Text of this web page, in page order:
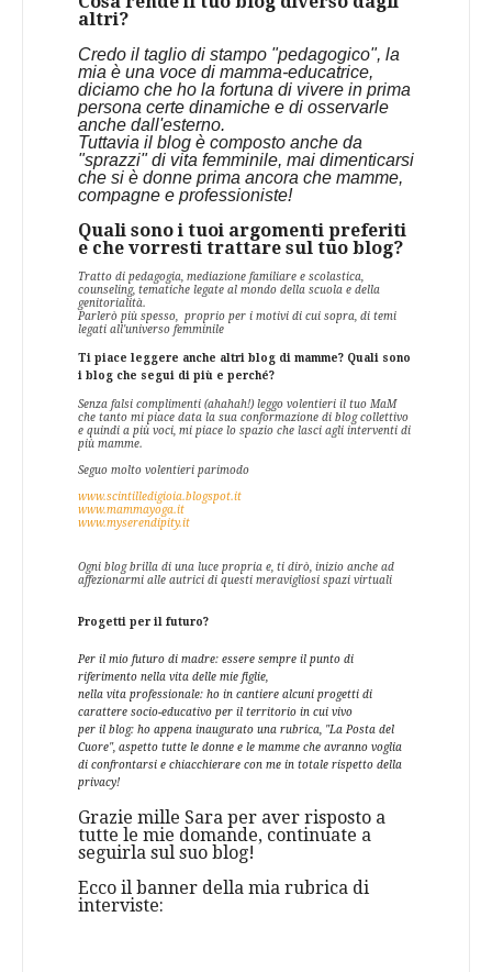
altri?
Credo il taglio di stampo "pedagogico", la
mia è una voce di mamma-educatrice,
diciamo che ho la fortuna di vivere in prima
persona certe dinamiche e di osservarle
anche dall'esterno.
Tuttavia il blog è composto anche da
"sprazzi" di vita femminile, mai dimenticarsi
che si è donne prima ancora che mamme,
compagne e professioniste!
Quali sono i tuoi argomenti preferiti
e che vorresti trattare sul tuo blog?
Tratto di pedagogia, mediazione familiare e scolastica,
counseling, tematiche legate al mondo della scuola e della
genitorialità.
Parlerò più spesso, proprio per i motivi di cui sopra, di temi
legati all'universo femminile
Ti piace leggere anche altri blog di mamme? Quali sono
i blog che segui di più e perché?
Senza falsi complimenti (ahahah!) leggo volentieri il tuo MaM
che tanto mi piace data la sua conformazione di blog collettivo
e quindi a più voci, mi piace lo spazio che lasci agli interventi di
più mamme.
Seguo molto volentieri parimodo
www.scintilledigioia.blogspot.it
www.mammayoga.it
www.myserendipity.it
Ogni blog brilla di una luce propria e, ti dirò, inizio anche ad
affezionarmi alle autrici di questi meravigliosi spazi virtuali
Progetti per il futuro?
Per il mio futuro di madre: essere sempre il punto di
riferimento nella vita delle mie figlie,
nella vita professionale: ho in cantiere alcuni progetti di
carattere socio-educativo per il territorio in cui vivo
per il blog: ho appena inaugurato una rubrica, "La Posta del
Cuore", aspetto tutte le donne e le mamme che avranno voglia
di confrontarsi e chiacchierare con me in totale rispetto della
privacy!
Grazie mille Sara per aver risposto a
tutte le mie domande, continuate a
seguirla sul suo blog!
Ecco il banner della mia rubrica di
interviste: